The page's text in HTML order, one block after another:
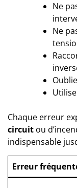
Ne
Ne
Chaque erreur
circuit ou
indispensable
Erreur